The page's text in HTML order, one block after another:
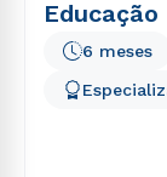
6 meses